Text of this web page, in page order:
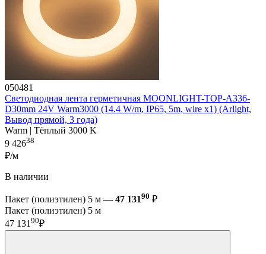
050481
Светодиодная лента герметичная MOONLIGHT-TOP-A336-
D30mm 24V Warm3000 (14.4 W/m, IP65, 5m, wire x1) (Arlight,
Вывод прямой, 3 года)
Warm | Тёплый 3000 K
9 42638
₽/м
В наличии
Пакет (полиэтилен) 5 м — 47 13190 ₽
Пакет (полиэтилен) 5 м
47 13190₽